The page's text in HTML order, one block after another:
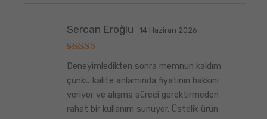
üzerinden
oy aldı
Sercan Eroğlu 14 Haziran 2026
Deneyimledikten sonra memnun kaldım
çünkü kalite anlamında fiyatının hakkını
veriyor ve alışma süreci gerektirmeden
rahat bir kullanım sunuyor. Üstelik ürün